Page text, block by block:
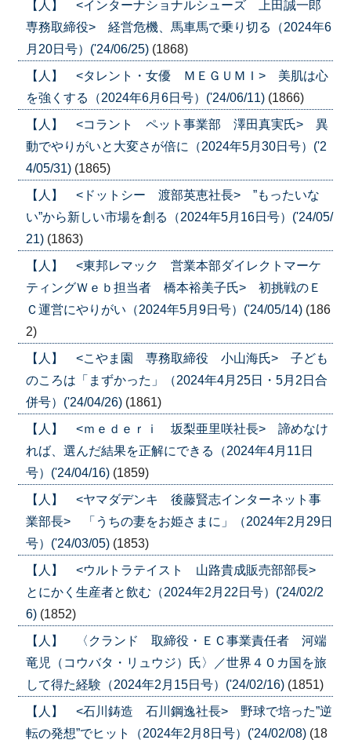
【人】 <インターナショナルシューズ 上田誠一郎
専務取締役> 経営危機、馬車馬で乗り切る（2024年6
月20日号）('24/06/25) (1868)
【人】 <タレント・女優 ＭＥＧＵＭＩ> 美肌は心
を強くする（2024年6月6日号）('24/06/11) (1866)
【人】 <コラント ペット事業部 澤田真実氏> 異
動でやりがいと大変さが倍に（2024年5月30日号）('2
4/05/31) (1865)
【人】 <ドットシー 渡部英恵社長> ”もったいな
い”から新しい市場を創る（2024年5月16日号）('24/05/
21) (1863)
【人】 <東邦レマック 営業本部ダイレクトマーケ
ティングＷｅｂ担当者 橋本裕美子氏> 初挑戦のＥ
Ｃ運営にやりがい（2024年5月9日号）('24/05/14) (186
2)
【人】 <こやま園 専務取締役 小山海氏> 子ども
のころは「まずかった」（2024年4月25日・5月2日合
併号）('24/04/26) (1861)
【人】 <ｍｅｄｅｒｉ 坂梨亜里咲社長> 諦めなけ
れば、選んだ結果を正解にできる（2024年4月11日
号）('24/04/16) (1859)
【人】 <ヤマダデンキ 後藤賢志インターネット事
業部長> 「うちの妻をお姫さまに」（2024年2月29日
号）('24/03/05) (1853)
【人】 <ウルトラテイスト 山路貴成販売部部長>
とにかく生産者と飲む（2024年2月22日号）('24/02/2
6) (1852)
【人】 〈クランド 取締役・ＥＣ事業責任者 河端
竜児（コウバタ・リュウジ）氏〉／世界４０カ国を旅
して得た経験（2024年2月15日号）('24/02/16) (1851)
【人】 <石川鋳造 石川鋼逸社長> 野球で培った”逆
転の発想”でヒット（2024年2月8日号）('24/02/08) (18